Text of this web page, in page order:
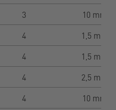
3
10 mm²
4
1,5 mm²
4
1,5 mm²
4
2,5 mm²
4
10 mm²